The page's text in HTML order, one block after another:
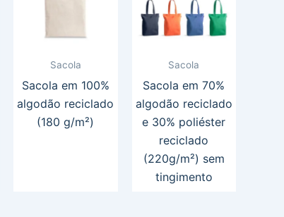
Sacola
Sacola em 100%
algodão reciclado
(180 g/m²)
Sacola
Sacola em 70%
algodão reciclado
e 30% poliéster
reciclado
(220g/m²) sem
tingimento